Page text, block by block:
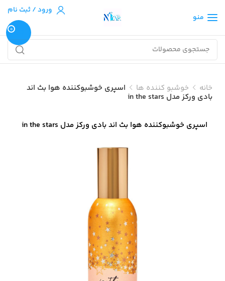
منو
ورود / ثبت نام
0
خانه خوشبو کننده ها اسپری خوشبوکننده هوا بث اند
بادی ورکز مدل in the stars
اسپری خوشبوکننده هوا بث اند بادی ورکز مدل in the stars